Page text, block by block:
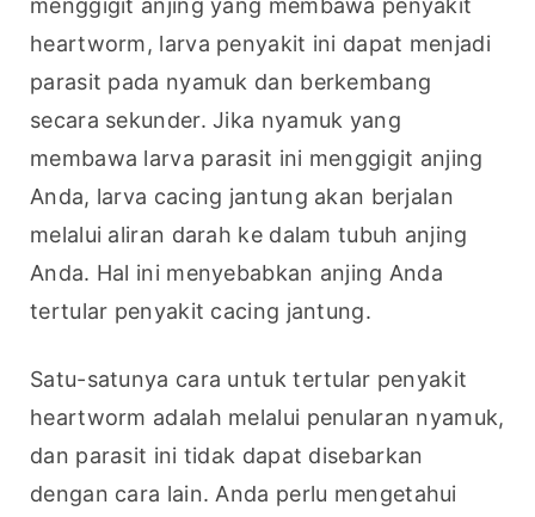
menggigit anjing yang membawa penyakit
heartworm, larva penyakit ini dapat menjadi
parasit pada nyamuk dan berkembang
secara sekunder. Jika nyamuk yang
membawa larva parasit ini menggigit anjing
Anda, larva cacing jantung akan berjalan
melalui aliran darah ke dalam tubuh anjing
Anda. Hal ini menyebabkan anjing Anda
tertular penyakit cacing jantung.
Satu-satunya cara untuk tertular penyakit
heartworm adalah melalui penularan nyamuk,
dan parasit ini tidak dapat disebarkan
dengan cara lain. Anda perlu mengetahui